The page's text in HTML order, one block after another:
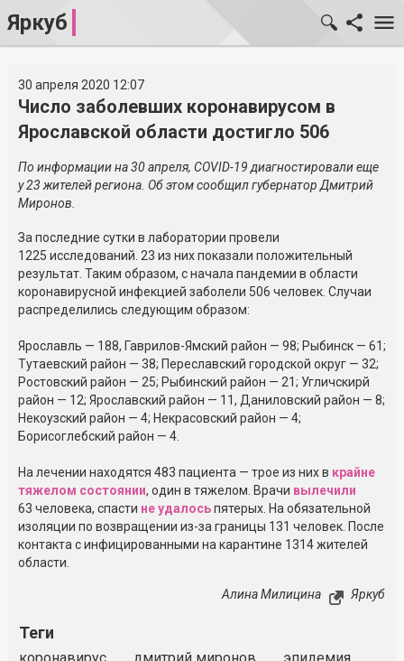
Яркуб
30 апреля 2020 12:07
Число заболевших коронавирусом в
Ярославской области достигло 506
По информации на 30 апреля, COVID-19 диагностировали еще
у 23 жителей региона. Об этом сообщил губернатор Дмитрий
Миронов.
За последние сутки в лаборатории провели
1225 исследований. 23 из них показали положительный
результат. Таким образом, с начала пандемии в области
коронавирусной инфекцией заболели 506 человек. Случаи
распределились следующим образом:
Ярославль — 188, Гаврилов-Ямский район — 98; Рыбинск — 61;
Тутаевский район — 38; Переславский городской округ — 32;
Ростовский район — 25; Рыбинский район — 21; Угличскиpй
район — 12; Ярославский район — 11, Даниловский район — 8;
Некоузский район — 4; Некрасовский район — 4;
Борисоглебский район — 4.
На лечении находятся 483 пациента — трое из них в крайне
тяжелом состоянии, один в тяжелом. Врачи вылечили
63 человека, спасти не удалосьпятерых. На обязательной
изоляции по возвращении из-за границы 131 человек. После
контакта с инфицированными на карантине 1314 жителей
области.
Алина Милицина Яркуб
Теги